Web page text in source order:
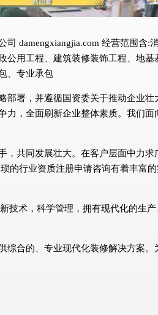
damengxiangjia.com 经营范围含:
用工程、建筑装修装饰工程、地基
、专业承包
署，并遵循国资委关于推动企业
，全面刷新企业整体素质。我们
共同发展壮大。在客户层面中力
行业资质注册申请咨询有着丰富
技术，科学管理，拥有现代化的生
合的、专业现代化装修解决方案